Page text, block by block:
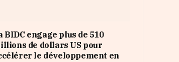
BIDC engage plus de 510
de dollars US pour
le développement en